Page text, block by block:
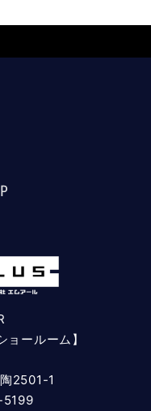
ョールーム】
2501-1